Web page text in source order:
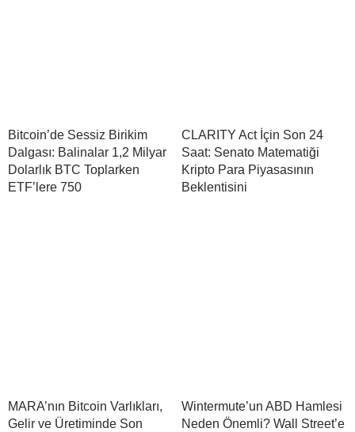
Bitcoin’de Sessiz Birikim
Dalgası: Balinalar 1,2 Milyar
Dolarlık BTC Toplarken
ETF’lere 750
CLARITY Act İçin Son 24
Saat: Senato Matematiği
Kripto Para Piyasasının
Beklentisini
MARA’nın Bitcoin Varlıkları,
Gelir ve Üretiminde Son
Wintermute’un ABD Hamlesi
Neden Önemli? Wall Street’e